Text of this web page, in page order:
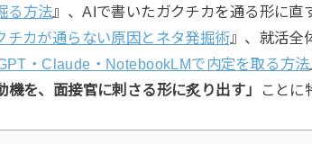
る方法』、AIで書いたガクチカを通る形に直
チカが通らない原因とネタ発掘術』、就活全
・Claude・NotebookLMで内定を取る方法
機を、面接官に刺さる形に炙り出す」 ことに